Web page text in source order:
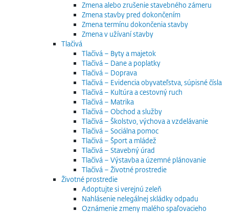
Zmena alebo zrušenie stavebného zámeru
Zmena stavby pred dokončením
Zmena termínu dokončenia stavby
Zmena v užívaní stavby
Tlačivá
Tlačivá – Byty a majetok
Tlačivá – Dane a poplatky
Tlačivá – Doprava
Tlačivá – Evidencia obyvateľstva, súpisné čísla
Tlačivá – Kultúra a cestovný ruch
Tlačivá – Matrika
Tlačivá – Obchod a služby
Tlačivá – Školstvo, výchova a vzdelávanie
Tlačivá – Sociálna pomoc
Tlačivá – Šport a mládež
Tlačivá – Stavebný úrad
Tlačivá – Výstavba a územné plánovanie
Tlačivá – Životné prostredie
Životné prostredie
Adoptujte si verejnú zeleň
Nahlásenie nelegálnej skládky odpadu
Oznámenie zmeny malého spaľovacieho